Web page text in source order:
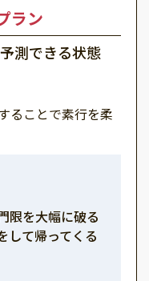
ラン
測できる状態
ることで素行を柔
限を大幅に破る
して帰ってくる